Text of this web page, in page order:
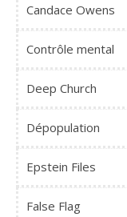
Candace Owens
Contrôle mental
Deep Church
Dépopulation
Epstein Files
False Flag